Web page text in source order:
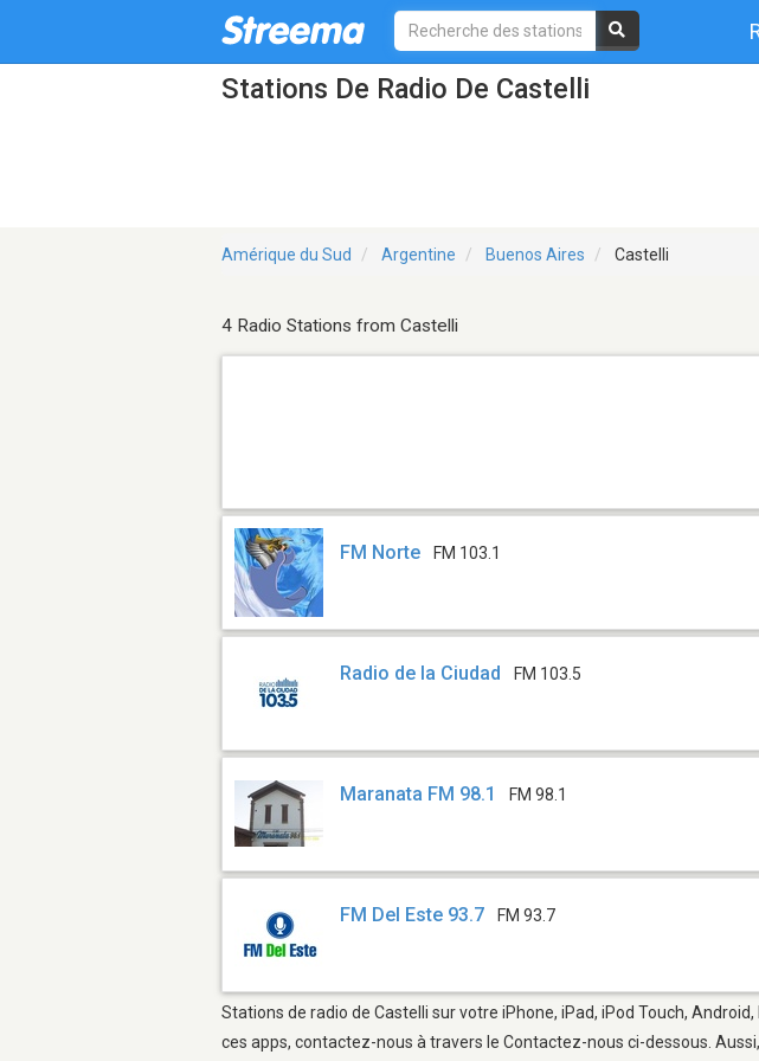
Stations De Radio De Castelli
Amérique du Sud Argentine Buenos Aires Castelli
4 Radio Stations from Castelli
FM Norte FM 103.1
Radio de la Ciudad FM 103.5
Maranata FM 98.1 FM 98.1
FM Del Este 93.7 FM 93.7
Stations de radio de Castelli sur votre iPhone, iPad, iPod Touch,
ces apps, contactez-nous à travers le Contactez-nous ci-dessous.